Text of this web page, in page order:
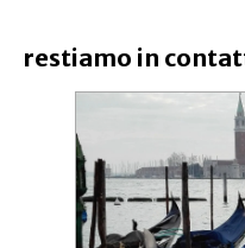
restiamo in